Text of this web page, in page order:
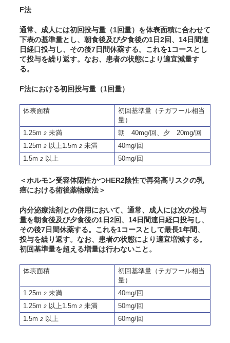
F法
通常、成人には初回投与量（1回量）を体表面積に合わせて
下表の基準量とし、朝食後及び夕食後の1日2回、14日間連
日経口投与し、その後7日間休薬する。これを1コースとし
て投与を繰り返す。なお、患者の状態により適宜減量す
る。
F法における初回投与量（1回量）
体表面積
初回基準量（テガフール相当
量）
1.25m 2 未満
朝 40mg/回、夕 20mg/回
1.25m 2 以上1.5m 2 未満
40mg/回
1.5m 2 以上 50mg/回
＜ホルモン受容体陽性かつHER2陰性で再発高リスクの乳
癌における術後薬物療法＞
内分泌療法剤との併用において、通常、成人には次の投与
量を朝食後及び夕食後の1日2回、14日間連日経口投与し、
その後7日間休薬する。これを1コースとして最長1年間、
投与を繰り返す。なお、患者の状態により適宜増減する。
初回基準量を超える増量は行わないこと。
体表面積
初回基準量（テガフール相当
量）
1.25m 2 未満
40mg/回
1.25m 2 以上1.5m 2 未満
50mg/回
1.5m 2 以上 60mg/回